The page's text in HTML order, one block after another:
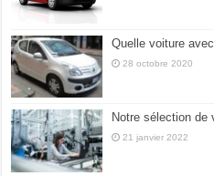
Quelle voiture
28 octobre 2020
Notre sélection de
21 janvier 2022